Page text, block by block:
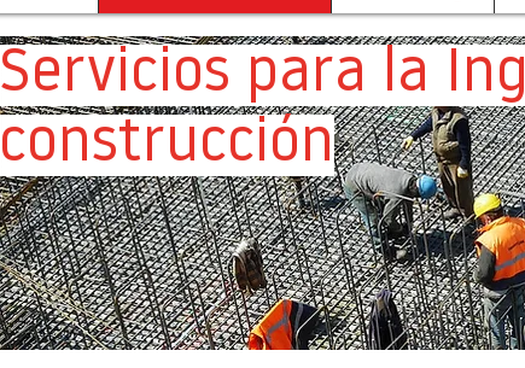
Servicios para la
construcción